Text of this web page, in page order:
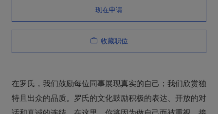
现在申请
收藏职位
在罗氏，我们鼓励每位同事展现真实的自己；我们欣赏独
特且出众的品质。罗氏的文化鼓励积极的表达、开放的对